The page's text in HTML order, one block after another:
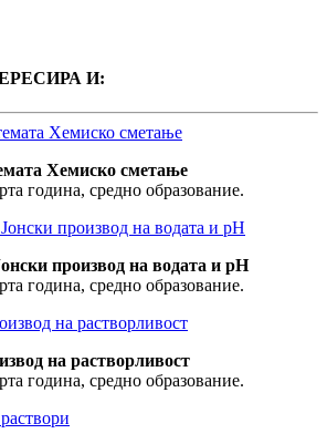
И:
Хемиско сметање
година, средно образование.
производ на водата и pH
година, средно образование.
на растворливост
година, средно образование.